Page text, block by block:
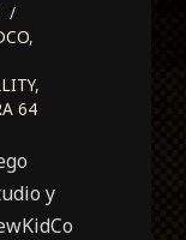
,
,
64
y